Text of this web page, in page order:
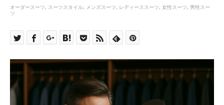
オーダースーツ, スーツスタイル, メンズスーツ, レディーススーツ, 女性スーツ, 男性スー
ツ